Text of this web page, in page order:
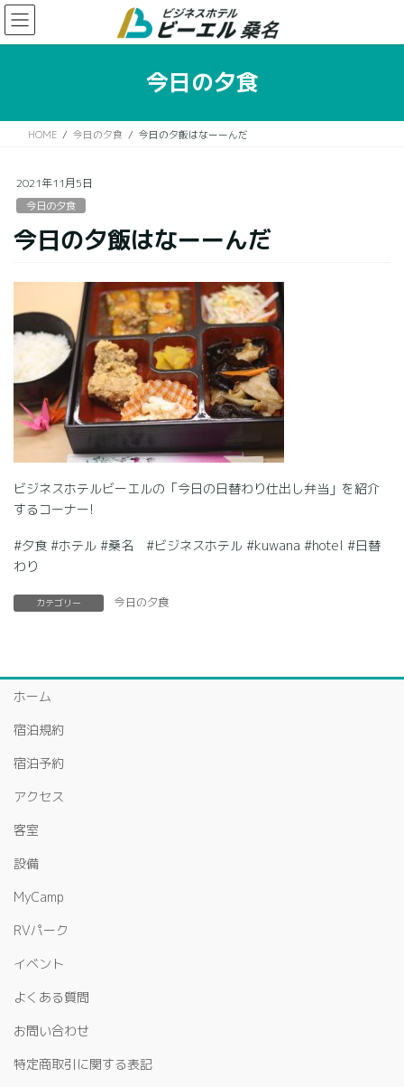
コ
ン
テ
移
ナ
ビ
ゲ
ン
今日の夕食
HOME 今日の夕食 今日の夕飯はなーーんだ
2021年11月5日
今日の夕食
今日の夕飯はなーーんだ
ビジネスホテルビーエルの「今日の日替わり仕出し弁当」を紹介
するコーナー!
#夕食 #ホテル #桑名 #ビジネスホテル #kuwana #hotel #日替
わり
カテゴリー 今日の夕食
ホーム
宿泊規約
宿泊予約
アクセス
客室
設備
MyCamp
RVパーク
イベント
よくある質問
お問い合わせ
特定商取引に関する表記